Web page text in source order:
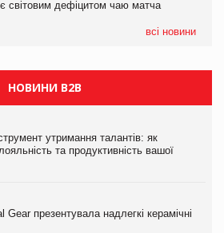
світовим дефіцитом чаю матча
всі новини
«Хто б знав» про асортимент,
НОВИНИ B2B
утримання талантів: як
та продуктивність вашої
презентувала надлегкі керамічні